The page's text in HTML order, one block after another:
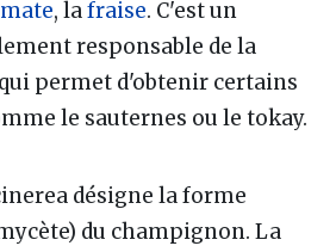
, lafraise. C'est un
responsable de la
qui permet d'obtenir certains
le sauternes ou le tokay.
désigne la forme
du champignon. La